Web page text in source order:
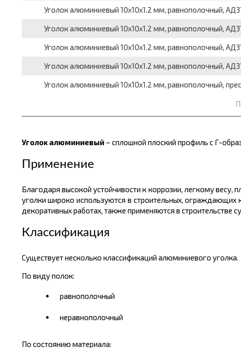
Уголок алюминиевый 10x10x1.2 мм, равнополочный,
Уголок алюминиевый 10x10x1.2 мм, равнополочный,
Уголок алюминиевый 10x10x1.2 мм, равнополочный,
Уголок алюминиевый 10x10x1.2 мм, равнополочный,
Уголок алюминиевый 10x10x1.2 мм, равнополочный,
Уголок алюминиевый– сплошной плоский профиль с Г-
Применение
Благодаря высокой устойчивости к коррозии, легкому весу,
уголки широко используются в строительных, ограждающих
декоративных работах, также применяются в строительстве
Классификация
Существует несколько классификаций алюминиевого уголка.
По виду полок:
равнополочный
неравнополочный
По состоянию материала: